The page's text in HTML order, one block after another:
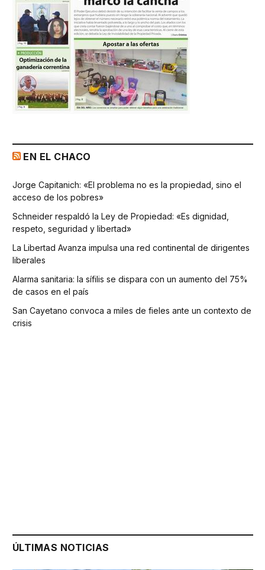
EN EL CHACO
Jorge Capitanich: «El problema no es la propiedad, sino el
acceso de los pobres»
Schneider respaldó la Ley de Propiedad: «Es dignidad,
respeto, seguridad y libertad»
La Libertad Avanza impulsa una red continental de dirigentes
liberales
Alarma sanitaria: la sífilis se dispara con un aumento del 75%
de casos en el país
San Cayetano convoca a miles de fieles ante un contexto de
crisis
ÚLTIMAS NOTICIAS